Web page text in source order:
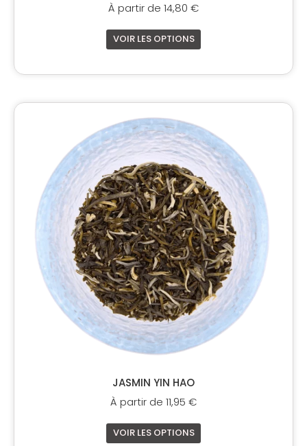
À partir de 14,80 €
VOIR LES OPTIONS
JASMIN YIN HAO
À partir de 11,95 €
VOIR LES OPTIONS
produit
a
plusieurs
variations.
Les
options
peuvent
être
choisies
sur
la
page
du
produit